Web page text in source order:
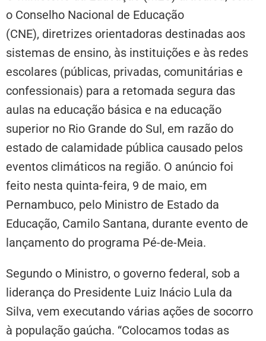
o Conselho Nacional de Educação
(CNE), diretrizes orientadoras destinadas aos
sistemas de ensino, às instituições e às redes
escolares (públicas, privadas, comunitárias e
confessionais) para a retomada segura das
aulas na educação básica e na educação
superior no Rio Grande do Sul, em razão do
estado de calamidade pública causado pelos
eventos climáticos na região. O anúncio foi
feito nesta quinta-feira, 9 de maio, em
Pernambuco, pelo Ministro de Estado da
Educação, Camilo Santana, durante evento de
lançamento do programa Pé-de-Meia.
Segundo o Ministro, o governo federal, sob a
liderança do Presidente Luiz Inácio Lula da
Silva, vem executando várias ações de socorro
à população gaúcha. “Colocamos todas as